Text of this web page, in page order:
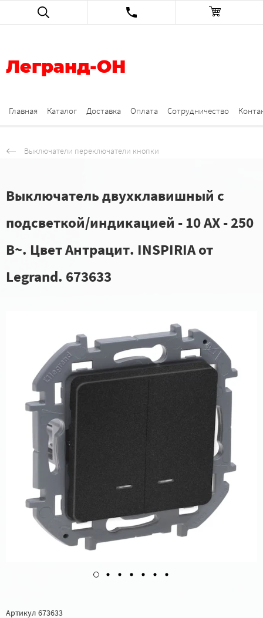
Легранд-ОН
Главная Каталог Доставка Оплата Сотрудничество
Выключатели переключатели кнопки
Выключатель двухклавишный с
подсветкой/индикацией - 10 AX - 250
В~. Цвет Антрацит. INSPIRIA от
Legrand. 673633
Артикул 673633